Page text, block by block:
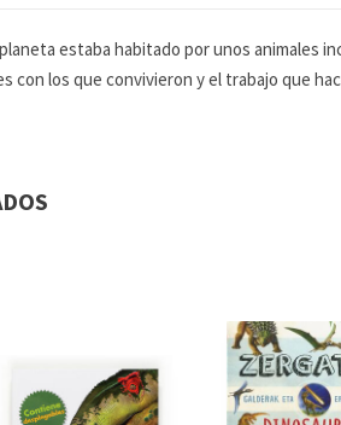
estaba habitado por unos animales
con los que convivieron y el trabajo que